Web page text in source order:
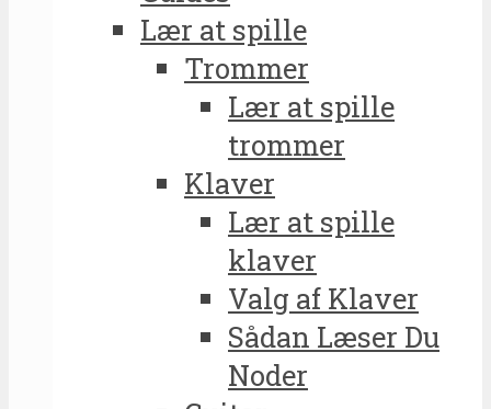
Lær at spille
Trommer
Lær at spille
trommer
Klaver
Lær at spille
klaver
Valg af Klaver
Sådan Læser Du
Noder